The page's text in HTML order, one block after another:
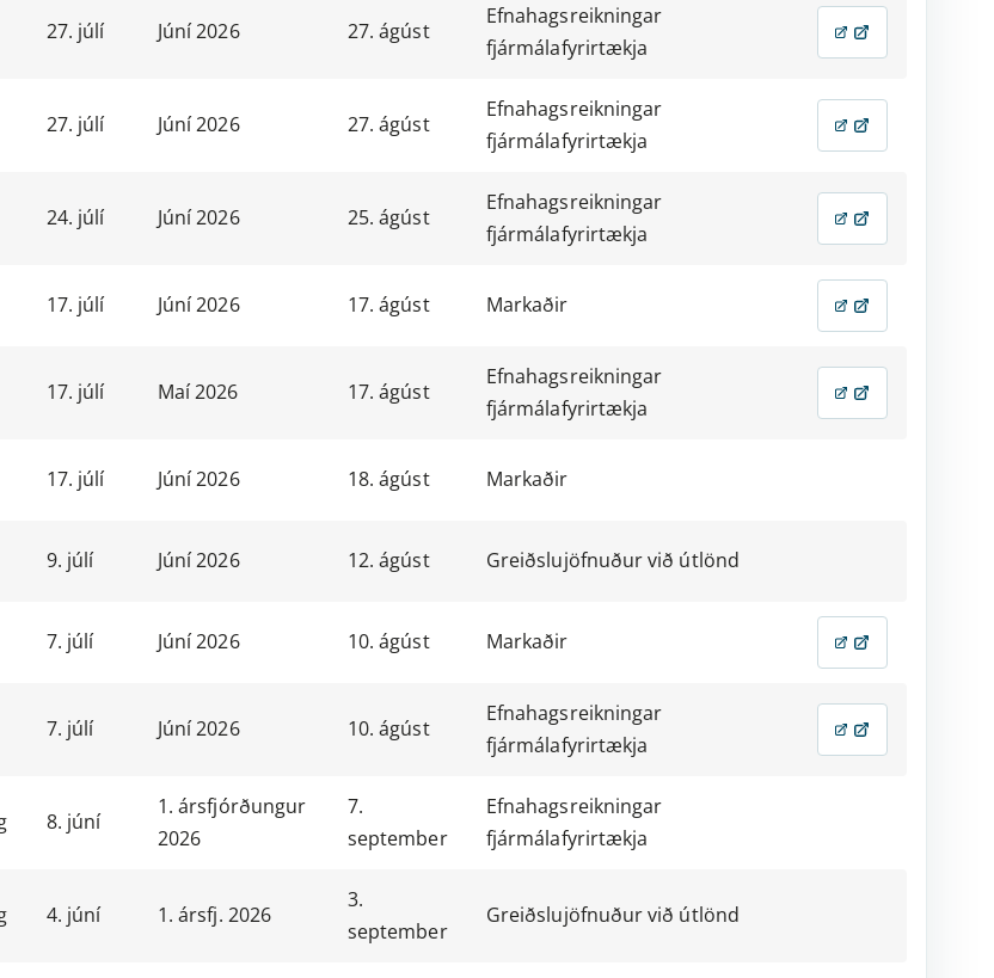
27. júlí Júní 2026 27. ágúst
Efnahagsreikningar
fjármálafyrirtækja
27. júlí Júní 2026 27. ágúst
Efnahagsreikningar
fjármálafyrirtækja
24. júlí Júní 2026 25. ágúst
Efnahagsreikningar
fjármálafyrirtækja
17. júlí Júní 2026 17. ágúst Markaðir
17. júlí Maí 2026 17. ágúst
Efnahagsreikningar
fjármálafyrirtækja
17. júlí Júní 2026 18. ágúst Markaðir
9. júlí Júní 2026 12. ágúst Greiðslujöfnuður við útlönd
7. júlí Júní 2026 10. ágúst Markaðir
7. júlí Júní 2026 10. ágúst
Efnahagsreikningar
fjármálafyrirtækja
8. júní
1. ársfjórðungur
2026
7.
september
Efnahagsreikningar
fjármálafyrirtækja
4. júní 1. ársfj. 2026
3.
september
Greiðslujöfnuður við útlönd